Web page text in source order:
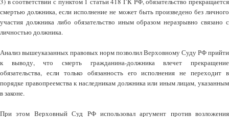
смертью должника, если исполнение не может быть произведено без личного
участия должника либо обязательство иным образом неразрывно связано с
личностью должника.
Анализ вышеуказанных правовых норм позволил Верховному Суду РФ прийти
к выводу, что смерть гражданина-должника влечет прекращение
обязательства, если только обязанность его исполнения не переходит в
порядке правопреемства к наследникам должника или иным лицам, указанным
в законе.
При этом Верховный Суд РФ использовал аргумент против возложения